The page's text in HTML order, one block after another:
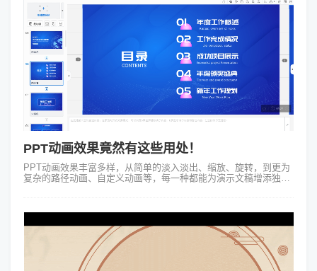
PPT动画效果竟然有这些用处！
PPT动画效果丰富多样，从简单的淡入淡出、缩放、旋转，到更为
复杂的路径动画、自定义动画等，每一种都能为演示文稿增添独特